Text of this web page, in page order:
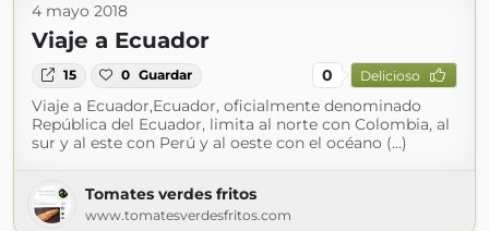
4 mayo 2018
Viaje a Ecuador
15 0 Guardar 0 Delicioso
Viaje a Ecuador,Ecuador, oficialmente denominado
República del Ecuador, limita al norte con Colombia, al
sur y al este con Perú y al oeste con el océano (...)
Tomates verdes fritos
www.tomatesverdesfritos.com